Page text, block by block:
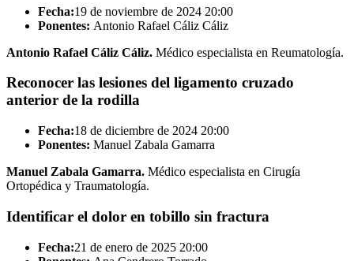
Fecha:19 de noviembre de 2024 20:00
Ponentes: Antonio Rafael Cáliz Cáliz
Antonio Rafael Cáliz Cáliz. Médico especialista en Reumatología.
Reconocer las lesiones del ligamento cruzado
anterior de la rodilla
Fecha:18 de diciembre de 2024 20:00
Ponentes: Manuel Zabala Gamarra
Manuel Zabala Gamarra. Médico especialista en Cirugía
Ortopédica y Traumatología.
Identificar el dolor en tobillo sin fractura
Fecha:21 de enero de 2025 20:00